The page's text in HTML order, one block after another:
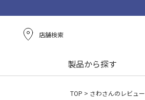
店舗検索
製品から探す
TOP さわさんのレビュー